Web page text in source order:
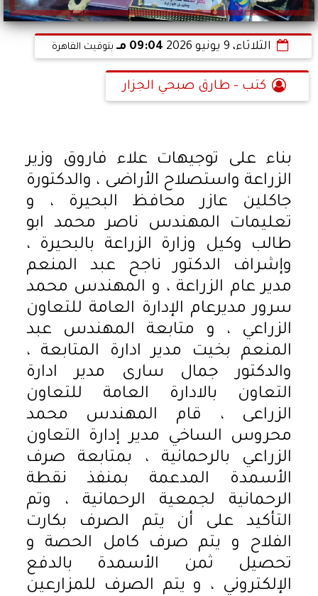
الثلاثاء، 9 يونيو 2026 09:04 مـ بتوقيت القاهرة
كتب - طارق صبحي الجزار
بناء على توجيهات علاء فاروق وزير
الزراعة واستصلاح الأراضى ، والدكتورة
جاكلين عازر محافظ البحيرة ، و
تعليمات المهندس ناصر محمد ابو
طالب وكيل وزارة الزراعة بالبحيرة ،
وإشراف الدكتور ناجح عبد المنعم
مدير عام الزراعة ، و المهندس محمد
سرور مديرعام الإدارة العامة للتعاون
الزراعي ، و متابعة المهندس عبد
المنعم بخيت مدير ادارة المتابعة ،
والدكتور جمال سارى مدير ادارة
التعاون بالادارة العامة للتعاون
الزراعى ، قام المهندس محمد
محروس الساخي مدير إدارة التعاون
الزراعي بالرحمانية ، بمتابعة صرف
الأسمدة المدعمة بمنفذ نقطة
الرحمانية لجمعية الرحمانية ، وتم
التأكيد على أن يتم الصرف بكارت
الفلاح و يتم صرف كامل الحصة و
تحصيل ثمن الأسمدة بالدفع
الإلكتروني ، و يتم الصرف للمزارعين